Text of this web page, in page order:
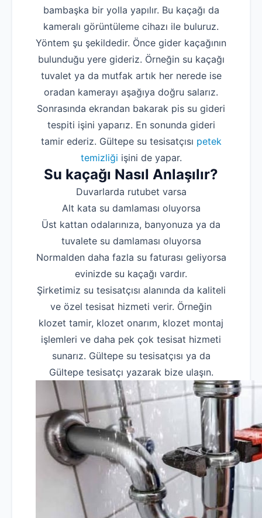
bambaşka bir yolla yapılır. Bu kaçağı da
kameralı görüntüleme cihazı ile buluruz.
Yöntem şu şekildedir. Önce gider kaçağının
bulunduğu yere gideriz. Örneğin su kaçağı
tuvalet ya da mutfak artık her nerede ise
oradan kamerayı aşağıya doğru salarız.
Sonrasında ekrandan bakarak pis su gideri
tespiti işini yaparız. En sonunda gideri
tamir ederiz. Gültepe su tesisatçısı petek
temizliği işini de yapar.
Su kaçağı Nasıl Anlaşılır?
Duvarlarda rutubet varsa
Alt kata su damlaması oluyorsa
Üst kattan odalarınıza, banyonuza ya da
tuvalete su damlaması oluyorsa
Normalden daha fazla su faturası geliyorsa
evinizde su kaçağı vardır.
Şirketimiz su tesisatçısı alanında da kaliteli
ve özel tesisat hizmeti verir. Örneğin
klozet tamir, klozet onarım, klozet montaj
işlemleri ve daha pek çok tesisat hizmeti
sunarız. Gültepe su tesisatçısı ya da
Gültepe tesisatçı yazarak bize ulaşın.